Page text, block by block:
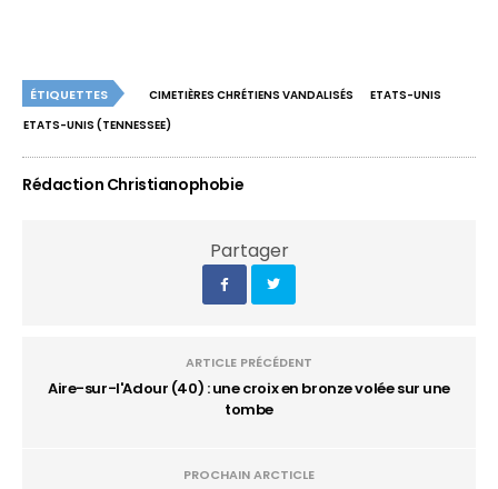
ÉTIQUETTES CIMETIÈRES CHRÉTIENS VANDALISÉS
ETATS-UNIS
ETATS-UNIS (TENNESSEE)
Rédaction Christianophobie
Partager
ARTICLE PRÉCÉDENT
Aire-sur-l'Adour (40) : une croix en bronze volée sur une
tombe
PROCHAIN ARCTICLE